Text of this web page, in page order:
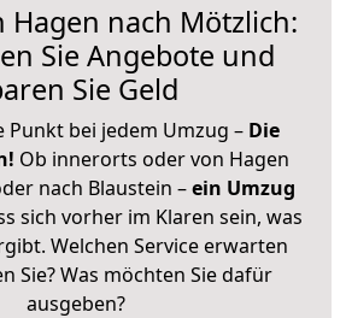
Hagen nach Mötzlich:
Sie Angebote und
Sie Geld
Punkt bei jedem Umzug – Die
Ob innerorts oder von Hagen
nach Blaustein –ein Umzug
sich vorher im Klaren sein, was
Welchen Service erwarten
Sie? Was möchten Sie dafür
ausgeben?